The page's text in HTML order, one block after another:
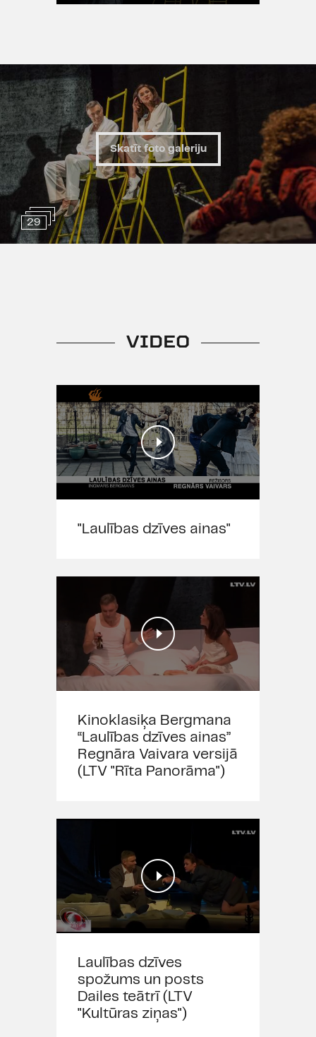
Gada aktieris - Juris Žagars
Gada scenogrāfs - Reinis
Suhanovs
Gada kustību māksliniece -
Renāte Kerda
Izrāde izvirzīta Latvijas Televīzijas
un Latvijas Radio gada balvai
"Kilograms kultūras 2016".
Izrādē smēķē
29
Skatīt foto galeriju
VIDEO
"Laulības dzīves ainas"
Kinoklasiķa Bergmana
“Laulības dzīves ainas”
Regnāra Vaivara versijā
(LTV "Rīta Panorāma")
Laulības dzīves
spožums un posts
Dailes teātrī (LTV
"Kultūras ziņas")